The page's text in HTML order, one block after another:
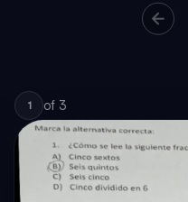
1 of 3